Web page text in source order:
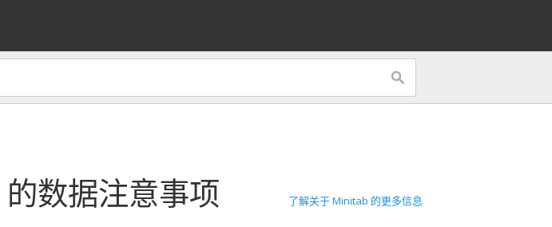
的数据注意事项 了解关于 Minitab 的更多信息